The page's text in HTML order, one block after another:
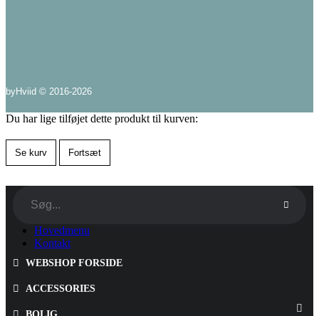
byHviid © 2016-2026
Du har lige tilføjet dette produkt til kurven:
Se kurv Fortsæt
Hovedmenu
Kontakt
WEBSHOP FORSIDE
ACCESSORIES
BOLIG